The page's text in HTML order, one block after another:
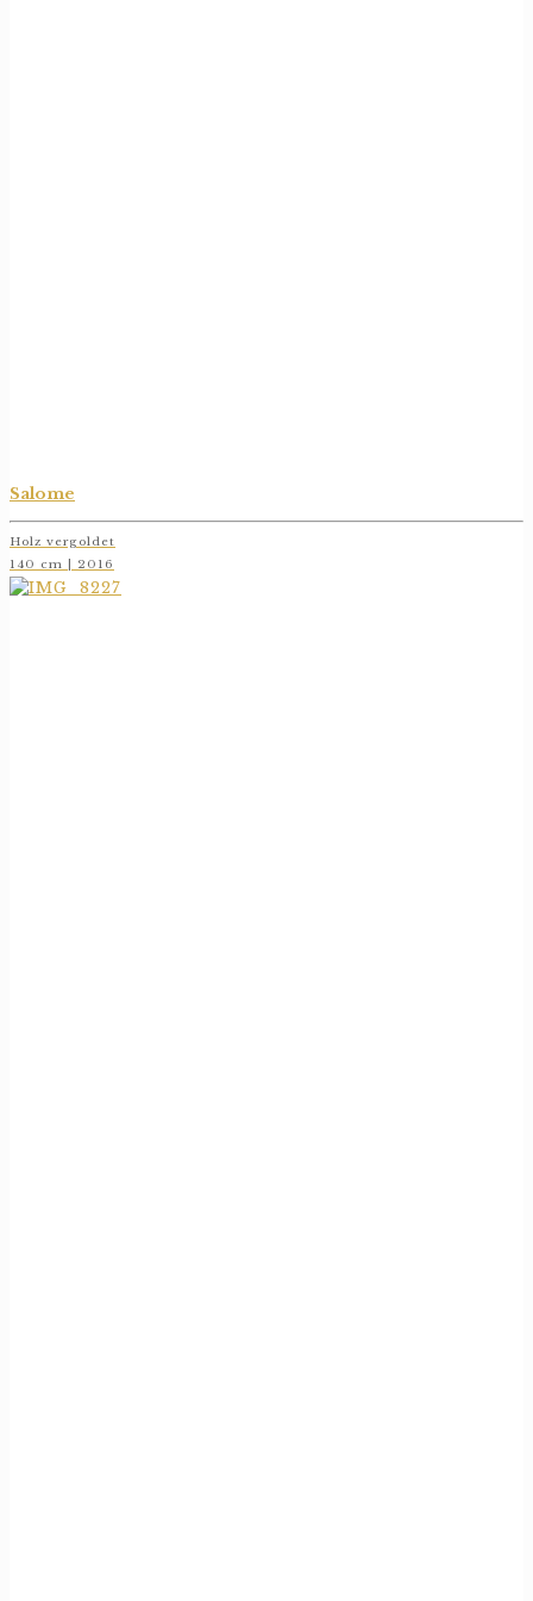
Salome
Holz vergoldet
140 cm | 2016